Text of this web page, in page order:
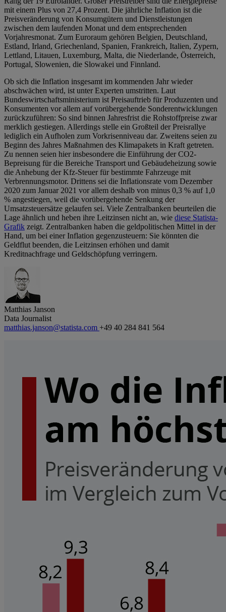
mit einem Plus von 27,4 Prozent. Die jährliche Inflation ist die
Preisveränderung von Konsumgütern und Dienstleistungen
zwischen dem laufenden Monat und dem entsprechenden
Vorjahresmonat. Zum Euroraum gehören Belgien, Deutschland,
Estland, Irland, Griechenland, Spanien, Frankreich, Italien, Zypern,
Lettland, Litauen, Luxemburg, Malta, die Niederlande, Österreich,
Portugal, Slowenien, die Slowakei und Finnland.
Ob sich die Inflation insgesamt im kommenden Jahr wieder
abschwächen wird, ist unter Experten umstritten. Laut
Bundeswirtschaftsministerium ist Preisauftrieb für Produzenten und
Konsumenten vor allem auf vorübergehende Sonderentwicklungen
zurückzuführen: So sind binnen Jahresfrist die Rohstoffpreise zwar
merklich gestiegen. Allerdings stelle ein Großteil der Preisrallye
lediglich ein Aufholen zum Vorkrisenniveau dar. Zweitens seien zu
Beginn des Jahres Maßnahmen des Klimapakets in Kraft getreten.
Zu nennen seien hier insbesondere die Einführung der CO2-
Bepreisung für die Bereiche Transport und Gebäudeheizung sowie
die Anhebung der Kfz-Steuer für bestimmte Fahrzeuge mit
Verbrennungsmotor. Drittens sei die Inflationsrate vom Dezember
2020 zum Januar 2021 vor allem deshalb von minus 0,3 % auf 1,0
% angestiegen, weil die vorübergehende Senkung der
Umsatzsteuersätze gelaufen sei. Viele Zentralbanken beurteilen die
Lage ähnlich und heben ihre Leitzinsen nicht an, wie diese Statista-
Grafik zeigt. Zentralbanken haben die geldpolitischen Mittel in der
Hand, um bei einer Inflation gegenzusteuern: Sie könnten die
Geldflut beenden, die Leitzinsen erhöhen und damit
Kreditnachfrage und Geldschöpfung verringern.
Matthias Janson
Data Journalist
matthias.janson@statista.com +49 40 284 841 564